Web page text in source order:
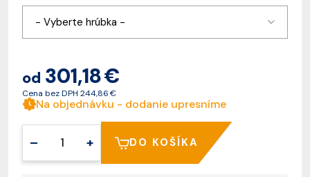
- Vyberte hrúbka -
od 301,18 €
Cena bez DPH 244,86 €
Na objednávku - dodanie upresníme
– + DO KOŠÍKA